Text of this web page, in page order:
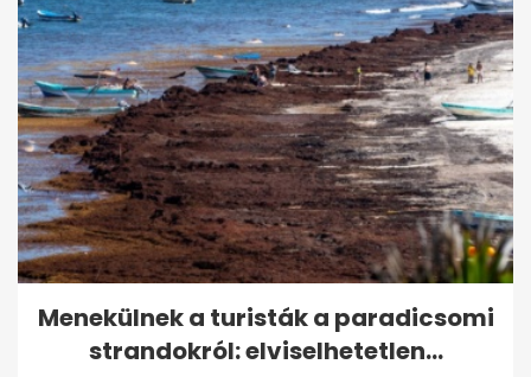
Menekülnek a turisták a paradicsomi
strandokról: elviselhetetlen...